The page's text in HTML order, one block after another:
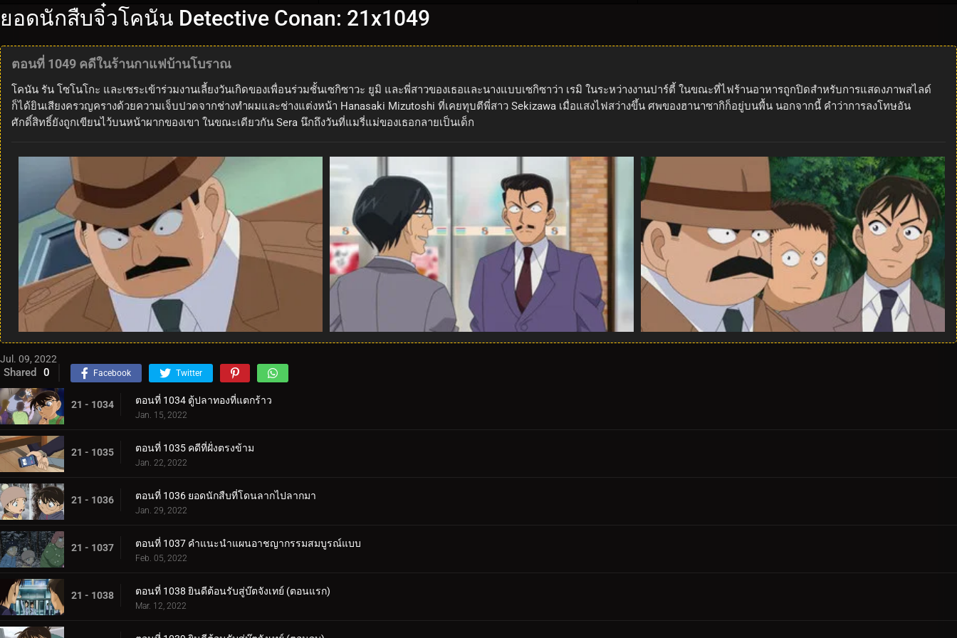
ยอดนักสืบจิ๋วโคนัน Detective Conan: 21x1049
ตอนที่ 1049 คดีในร้านกาแฟบ้านโบราณ
โคนัน รัน โซโนโกะ และเซระเข้าร่วมงานเลี้ยงวันเกิดของเพื่อนร่วมชั้นเซกิซาวะ ยูมิ และพี่สาวของเธอและนางแบบเซกิซาว่า เรมิ ในระหว่างงานปาร์ตี้ ในขณะที่ไฟร้านอาหารถูกปิดสำหรับการแสดงภาพสไลด์
ก็ได้ยินเสียงครวญครางด้วยความเจ็บปวดจากช่างทำผมและช่างแต่งหน้า Hanasaki Mizutoshi ที่เคยทุบตีพี่สาว Sekizawa เมื่อแสงไฟสว่างขึ้น ศพของฮานาซากิก็อยู่บนพื้น นอกจากนี้ คำว่าการลงโทษอัน
ศักดิ์สิทธิ์ยังถูกเขียนไว้บนหน้าผากของเขา ในขณะเดียวกัน Sera นึกถึงวันที่แมรี่แม่ของเธอกลายเป็นเด็ก
Jul. 09, 2022
Shared 0 Facebook Twitter
21 - 1034 ตอนที่ 1034 ตู้ปลาทองที่แตกร้าว
Jan. 15, 2022
21 - 1035 ตอนที่ 1035 คดีที่ฝั่งตรงข้าม
Jan. 22, 2022
21 - 1036 ตอนที่ 1036 ยอดนักสืบที่โดนลากไปลากมา
Jan. 29, 2022
21 - 1037 ตอนที่ 1037 คำแนะนำแผนอาชญากรรมสมบูรณ์แบบ
Feb. 05, 2022
21 - 1038 ตอนที่ 1038 ยินดีต้อนรับสู่บ๊ตจังเทย์ (ตอนแรก)
Mar. 12, 2022